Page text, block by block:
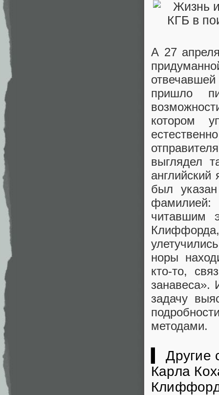
А 27
пришло
котором
выглядел
был
читавшим
норы
кто-то,
занавеса».
задачу
методами.
▍ Другие
Карла